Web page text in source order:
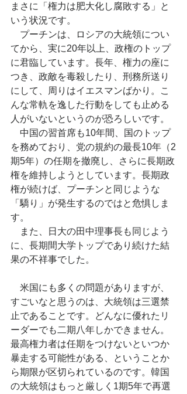
まさに「権力は肥大化し腐敗する」と
いう状況です。
プーチンは、ロシアの大統領につい
てから、実に20年以上、政権のトップ
に君臨しています。長年、権力の座に
つき、政敵を毒殺したり、刑務所送り
にして、周りはイエスマンばかり。こ
んな常軌を逸した行動をしても止める
人がいないというのが恐ろしいです。
中国の習首席も10年間、国のトップ
を務めており、党の規約の最長10年（2
期5年）の任期を撤廃し、さらに長期政
権を維持しようとしています。長期政
権が続けば、プーチンと同じような
「驕り」が発生するのではと危惧しま
す。
また、日大の田中理事長も同じよう
に、長期間大学トップであり続けた結
果の不祥事でした。
米国にも多くの問題がありますが、
すごいなと思うのは、大統領は三選禁
止であることです。どんなに優れたリ
ーダーでも二期八年しかできません。
最高権力者は任期をつけないといつか
暴走する可能性がある、ということか
ら期限が区切られているのです。韓国
の大統領はもっと厳しく1期5年で再選